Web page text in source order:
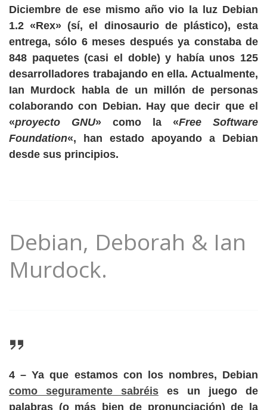
Diciembre de ese mismo año vio la luz Debian
1.2 «Rex» (sí, el dinosaurio de plástico), esta
entrega, sólo 6 meses después ya constaba de
848 paquetes (casi el doble) y había unos 125
desarrolladores trabajando en ella. Actualmente,
Ian Murdock habla de un millón de personas
colaborando con Debian. Hay que decir que el
«proyecto GNU» como la «Free Software
Foundation«, han estado apoyando a Debian
desde sus principios.
Debian, Deborah & Ian
Murdock.
4 – Ya que estamos con los nombres, Debian
como seguramente sabréis es un juego de
palabras (o más bien de pronunciación) de la